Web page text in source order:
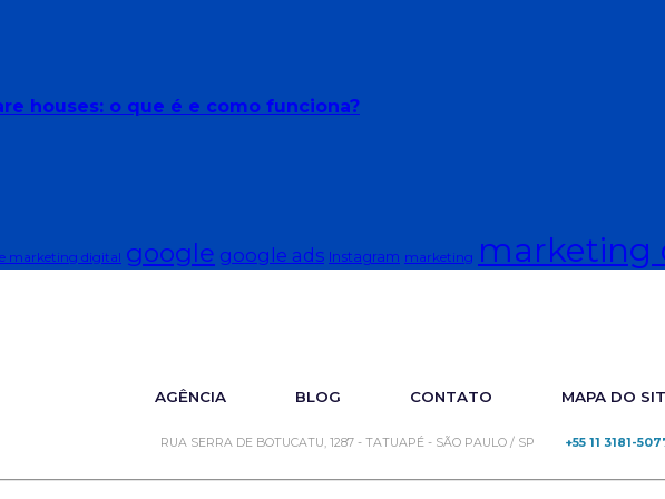
houses: o que é e como funciona?
marketing digital google google ads Instagram marketing marketing
AGÊNCIA BLOG CONTATO MAPA DO
RUA SERRA DE BOTUCATU, 1287 - TATUAPÉ - SÃO PAULO / SP +55 11 3181-